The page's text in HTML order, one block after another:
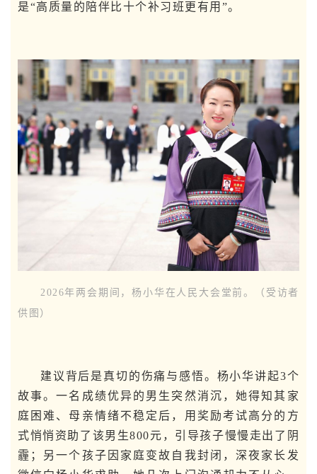
是“高质量的陪伴比十个补习班更有用”。
2026年两会期间，杨小华在人民大会堂前。（受访者
供图）
建议背后是真切的伤痛与感悟。杨小华讲起3个
故事。一名成绩优异的男生突然消沉，她得知其家
庭困难、母亲情绪不稳定后，用奖励考试高分的方
式悄悄资助了该男生800元，引导孩子慢慢走出了阴
霾；另一个孩子因家庭变故自我封闭，深夜家长发